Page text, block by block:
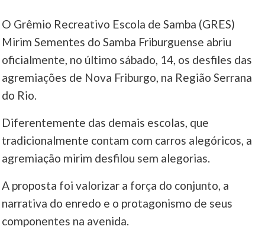
O Grêmio Recreativo Escola de Samba (GRES)
Mirim Sementes do Samba Friburguense abriu
oficialmente, no último sábado, 14, os desfiles das
agremiações de Nova Friburgo, na Região Serrana
do Rio.
Diferentemente das demais escolas, que
tradicionalmente contam com carros alegóricos, a
agremiação mirim desfilou sem alegorias.
A proposta foi valorizar a força do conjunto, a
narrativa do enredo e o protagonismo de seus
componentes na avenida.